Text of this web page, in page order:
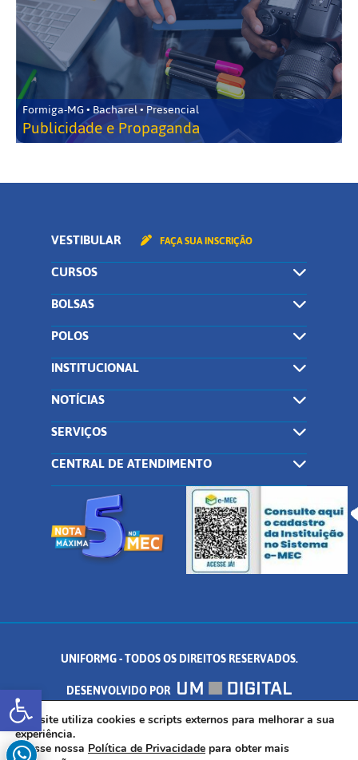
Abrir a barra de ferramentas
Formiga-MG • Bacharel • Presencial
Publicidade e Propaganda
VESTIBULAR FAÇA SUA INSCRIÇÃO
CURSOS
BOLSAS
POLOS
INSTITUCIONAL
NOTÍCIAS
SERVIÇOS
CENTRAL DE ATENDIMENTO
UNIFORMG - TODOS OS DIREITOS RESERVADOS.
DESENVOLVIDO POR
AV. DR. ARNALDO DE SENNA, 328 - PALMEIRAS, FORMIGA/MG - CEP:
35.574.530
Este site utiliza cookies e scripts externos para melhorar a sua
experiência.
Acesse nossa Política de Privacidade para obter mais